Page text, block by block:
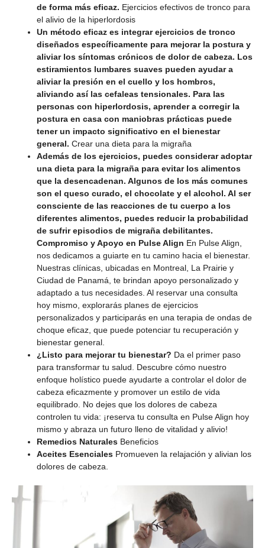
de forma más eficaz. Ejercicios efectivos de tronco para
el alivio de la hiperlordosis
Un método eficaz es integrar ejercicios de tronco
diseñados específicamente para mejorar la postura y
aliviar los síntomas crónicos de dolor de cabeza. Los
estiramientos lumbares suaves pueden ayudar a
aliviar la presión en el cuello y los hombros,
aliviando así las cefaleas tensionales. Para las
personas con hiperlordosis, aprender a corregir la
postura en casa con maniobras prácticas puede
tener un impacto significativo en el bienestar
general. Crear una dieta para la migraña
Además de los ejercicios, puedes considerar adoptar
una dieta para la migraña para evitar los alimentos
que la desencadenan. Algunos de los más comunes
son el queso curado, el chocolate y el alcohol. Al ser
consciente de las reacciones de tu cuerpo a los
diferentes alimentos, puedes reducir la probabilidad
de sufrir episodios de migraña debilitantes.
Compromiso y Apoyo en Pulse Align En Pulse Align,
nos dedicamos a guiarte en tu camino hacia el bienestar.
Nuestras clínicas, ubicadas en Montreal, La Prairie y
Ciudad de Panamá, te brindan apoyo personalizado y
adaptado a tus necesidades. Al reservar una consulta
hoy mismo, explorarás planes de ejercicios
personalizados y participarás en una terapia de ondas de
choque eficaz, que puede potenciar tu recuperación y
bienestar general.
¿Listo para mejorar tu bienestar? Da el primer paso
para transformar tu salud. Descubre cómo nuestro
enfoque holístico puede ayudarte a controlar el dolor de
cabeza eficazmente y promover un estilo de vida
equilibrado. No dejes que los dolores de cabeza
controlen tu vida: ¡reserva tu consulta en Pulse Align hoy
mismo y abraza un futuro lleno de vitalidad y alivio!
Remedios Naturales Beneficios
Aceites Esenciales Promueven la relajación y alivian los
dolores de cabeza.